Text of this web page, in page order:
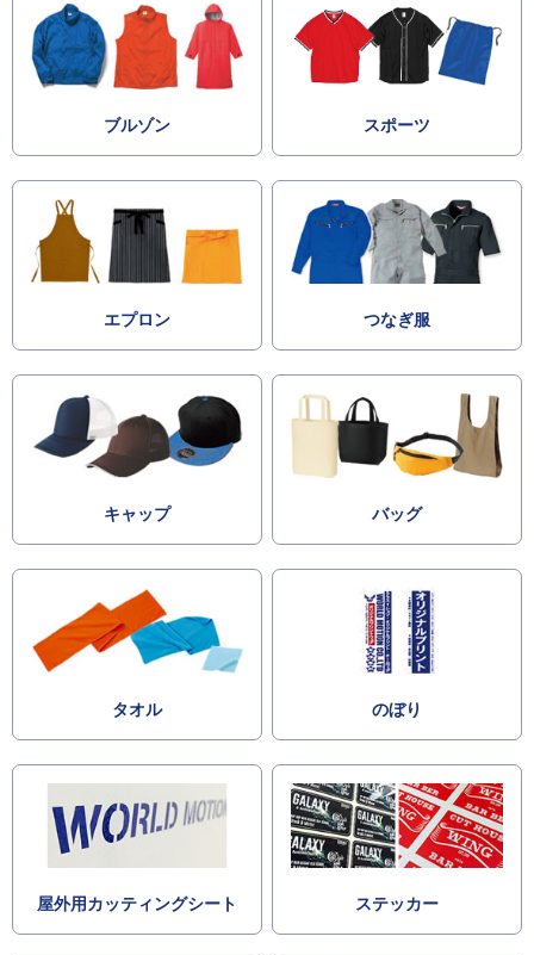
ブルゾン スポーツ
エプロン つなぎ服
キャップ バッグ
タオル のぼり
屋外用カッティングシート ステッカー